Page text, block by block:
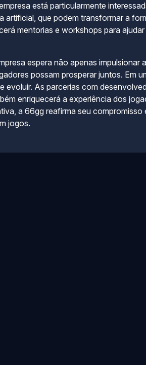
está particularmente
artificial, que podem transformar a
mentorias e workshops para
espera não apenas
possam prosperar juntos. Em
evoluir. As parcerias com
enriquecerá a experiência dos
a 66gg reafirma seu
jogos.